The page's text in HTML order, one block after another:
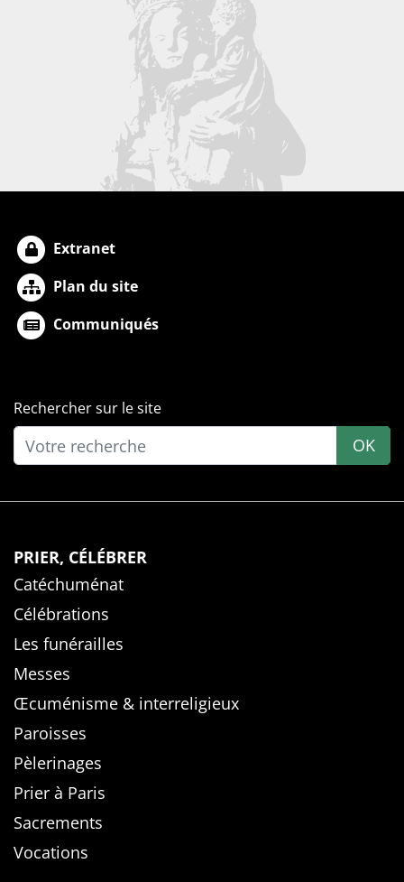
Extranet
Plan du site
Communiqués
Rechercher sur le site
OK
PRIER, CÉLÉBRER
Catéchuménat
Célébrations
Les funérailles
Messes
Œcuménisme & interreligieux
Paroisses
Pèlerinages
Prier à Paris
Sacrements
Vocations